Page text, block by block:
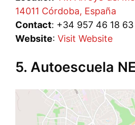
14011 Córdoba, España
Contact: +34 957 46 18 63
Website: Visit Website
5. Autoescuela